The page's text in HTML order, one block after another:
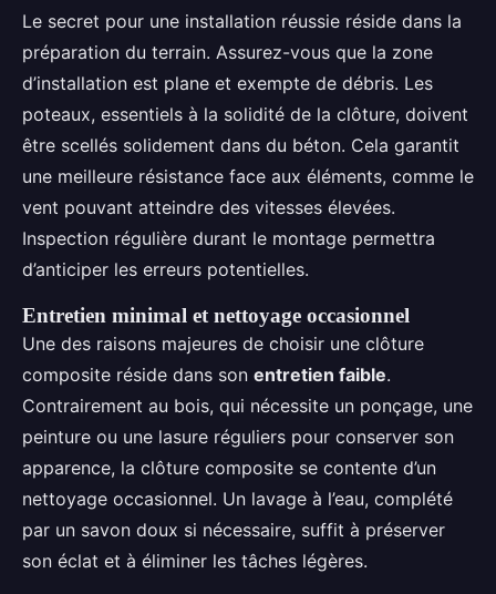
Le secret pour une installation réussie réside dans la
préparation du terrain. Assurez-vous que la zone
d’installation est plane et exempte de débris. Les
poteaux, essentiels à la solidité de la clôture, doivent
être scellés solidement dans du béton. Cela garantit
une meilleure résistance face aux éléments, comme le
vent pouvant atteindre des vitesses élevées.
Inspection régulière durant le montage permettra
d’anticiper les erreurs potentielles.
Entretien minimal et nettoyage occasionnel
Une des raisons majeures de choisir une clôture
composite réside dans son entretien faible.
Contrairement au bois, qui nécessite un ponçage, une
peinture ou une lasure réguliers pour conserver son
apparence, la clôture composite se contente d’un
nettoyage occasionnel. Un lavage à l’eau, complété
par un savon doux si nécessaire, suffit à préserver
son éclat et à éliminer les tâches légères.